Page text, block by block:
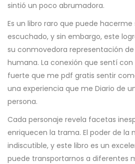
sintió un poco abrumadora.
Es un libro raro que puede
escuchado, y sin embargo, este
su conmovedora representación
humana. La conexión que sentí
fuerte que me pdf gratis sentir
una experiencia que me Diario de
persona.
Cada personaje revela facetas
enriquecen la trama. El poder de la
indiscutible, y este libro es un
puede transportarnos a diferentes